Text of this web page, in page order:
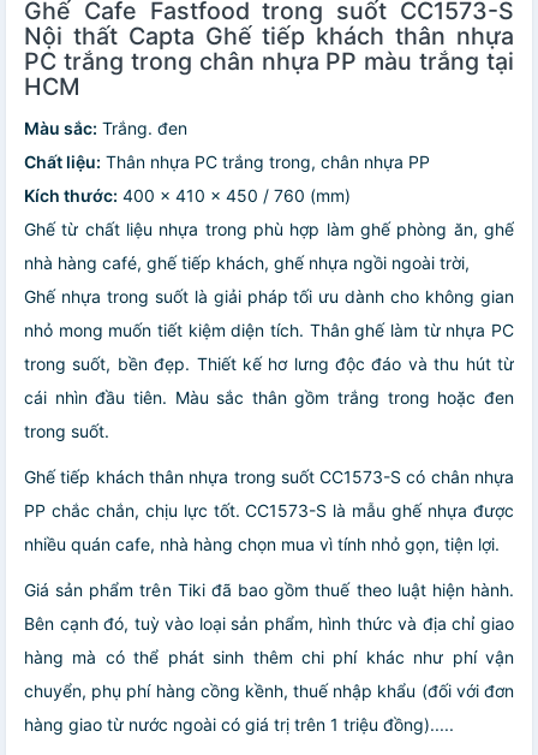
Ghế Cafe Fastfood trong suốt CC1573-S
Nội thất Capta Ghế tiếp khách thân nhựa
PC trắng trong chân nhựa PP màu trắng tại
HCM
Màu sắc: Trắng. đen
Chất liệu: Thân nhựa PC trắng trong, chân nhựa PP
Kích thước: 400 x 410 x 450 / 760 (mm)
Ghế từ chất liệu nhựa trong phù hợp làm ghế phòng ăn, ghế
nhà hàng café, ghế tiếp khách, ghế nhựa ngồi ngoài trời,
Ghế nhựa trong suốt là giải pháp tối ưu dành cho không gian
nhỏ mong muốn tiết kiệm diện tích. Thân ghế làm từ nhựa PC
trong suốt, bền đẹp. Thiết kế hơ lưng độc đáo và thu hút từ
cái nhìn đầu tiên. Màu sắc thân gồm trắng trong hoặc đen
trong suốt.
Ghế tiếp khách thân nhựa trong suốt CC1573-S có chân nhựa
PP chắc chắn, chịu lực tốt. CC1573-S là mẫu ghế nhựa được
nhiều quán cafe, nhà hàng chọn mua vì tính nhỏ gọn, tiện lợi.
Giá sản phẩm trên Tiki đã bao gồm thuế theo luật hiện hành.
Bên cạnh đó, tuỳ vào loại sản phẩm, hình thức và địa chỉ giao
hàng mà có thể phát sinh thêm chi phí khác như phí vận
chuyển, phụ phí hàng cồng kềnh, thuế nhập khẩu (đối với đơn
hàng giao từ nước ngoài có giá trị trên 1 triệu đồng).....